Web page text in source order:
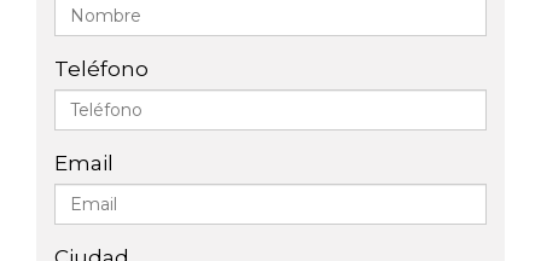
Teléfono
Email